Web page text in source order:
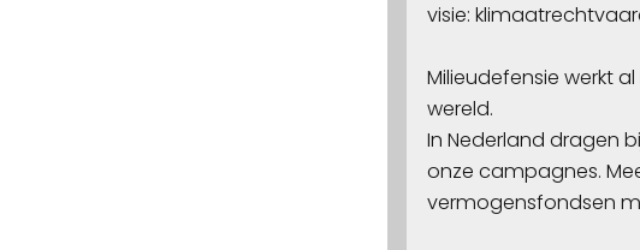
visie:
Milieudefensie werkt
wereld.
In Nederland dragen
onze campagnes.
vermogensfondsen